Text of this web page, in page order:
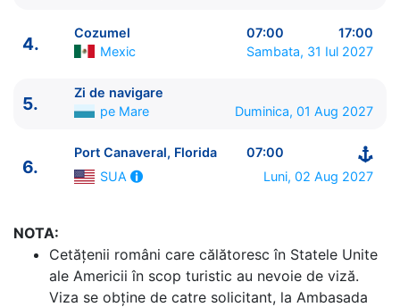
ITINERARIU
Ziua | Portul | Sosire - Plecare
----------------------------------------
2. Cococay
3.
Zi de navigare pe Mare 0:00 - 0:00
Cozumel Mexic 07:00 - 17:00
Zi de navigare pe Mare 0:00 - 0:00
4.
Cozumel 07:00
17:00
Mexic
Sambata, 31 Iul 2027
5.
Zi de navigare
pe Mare
Duminica, 01 Aug 2027
6.
Port Canaveral, Florida
07:00
SUA
Luni, 02 Aug 2027
NOTA:
Cetăţenii români care călătoresc în Statele Unite
ale Americii în scop turistic au nevoie de viză.
Viza se obține de catre solicitant, la Ambasada